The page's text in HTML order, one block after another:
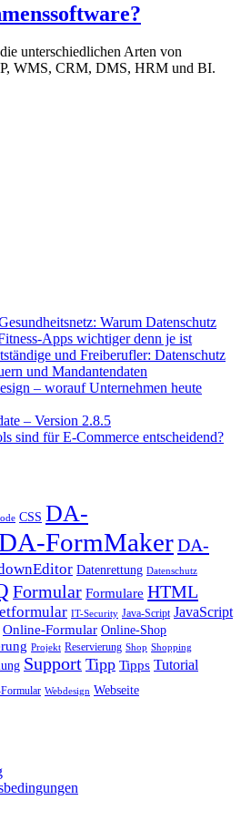
unterschiedlichen Arten von
WMS, CRM, DMS, HRM und BI.
Warum Datenschutz
Apps wichtiger denn je ist
und Freiberufler: Datenschutz
und Mandantendaten
– worauf Unternehmen heute
– Version 2.8.5
sind für E-Commerce entscheidend?
CSS DA-
FormMakerDA-
Datenrettung Datenschutz
Formular Formulare HTML
IT-Security Java-Script JavaScript
Online-Formular Online-Shop
Projekt Reservierung Shop Shopping
Support Tipp Tipps Tutorial
Webdesign Webseite